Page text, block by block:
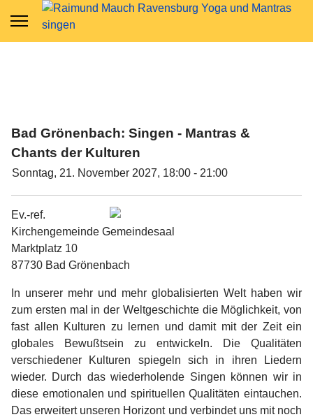
Bad Grönenbach: Singen - Mantras &
Chants der Kulturen
Sonntag, 21. November 2027, 18:00 - 21:00
Ev.-ref.
Kirchengemeinde Gemeindesaal
Marktplatz 10
87730 Bad Grönenbach
In unserer mehr und mehr globalisierten Welt haben wir
zum ersten mal in der Weltgeschichte die Möglichkeit, von
fast allen Kulturen zu lernen und damit mit der Zeit ein
globales Bewußtsein zu entwickeln. Die Qualitäten
verschiedener Kulturen spiegeln sich in ihren Liedern
wieder. Durch das wiederholende Singen können wir in
diese emotionalen und spirituellen Qualitäten eintauchen.
Das erweitert unseren Horizont und verbindet uns mit noch